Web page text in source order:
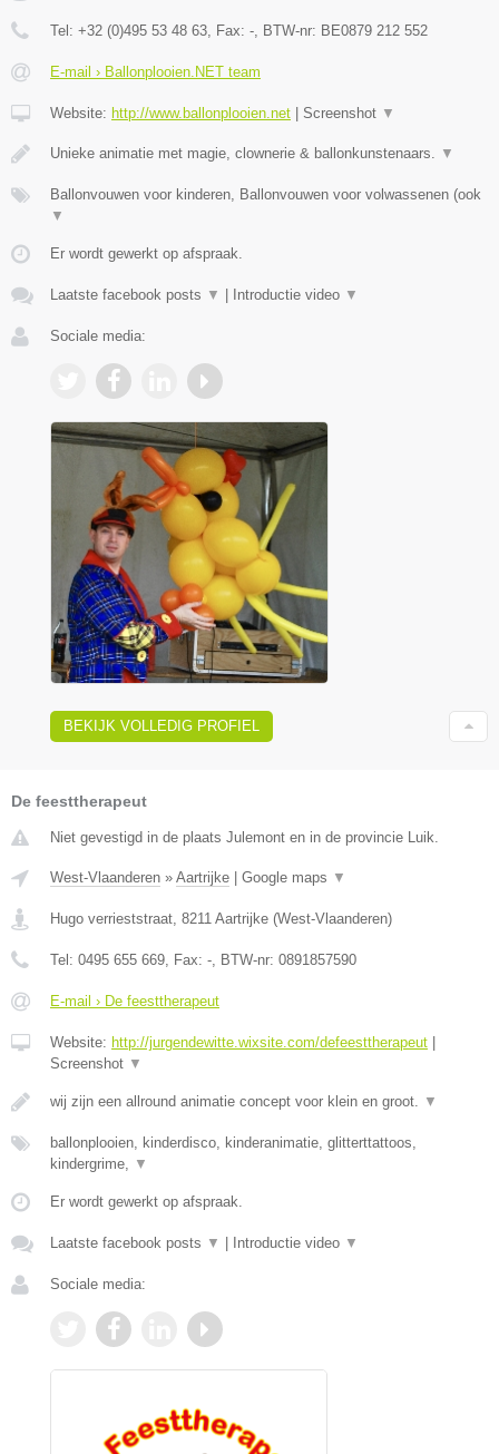
Tel: +32 (0)495 53 48 63, Fax: -, BTW-nr: BE0879 212 552
E-mail › Ballonplooien.NET team
Website: http://www.ballonplooien.net Screenshot ▼
Unieke animatie met magie, clownerie & ballonkunstenaars. ▼
Ballonvouwen voor kinderen, Ballonvouwen voor volwassenen (ook
▼
Er wordt gewerkt op afspraak.
Laatste facebook posts ▼ Introductie video ▼
Sociale media:
BEKIJK VOLLEDIG PROFIEL
De feesttherapeut
Niet gevestigd in de plaats Julemont en in de provincie Luik.
West-Vlaanderen » Aartrijke | Google maps ▼
Hugo verrieststraat 8211 Aartrijke (West-Vlaanderen)
Tel: 0495 655 669 , Fax: - , BTW-nr: 0891857590
E-mail › De feesttherapeut
Website: http://jurgendewitte.wixsite.com/defeesttherapeut |
Screenshot ▼
wij zijn een allround animatie concept voor klein en groot. ▼
ballonplooien, kinderdisco, kinderanimatie, glitterttattoos,
kindergrime,
▼
Er wordt gewerkt op afspraak.
Laatste facebook posts ▼ | Introductie video ▼
Sociale media: